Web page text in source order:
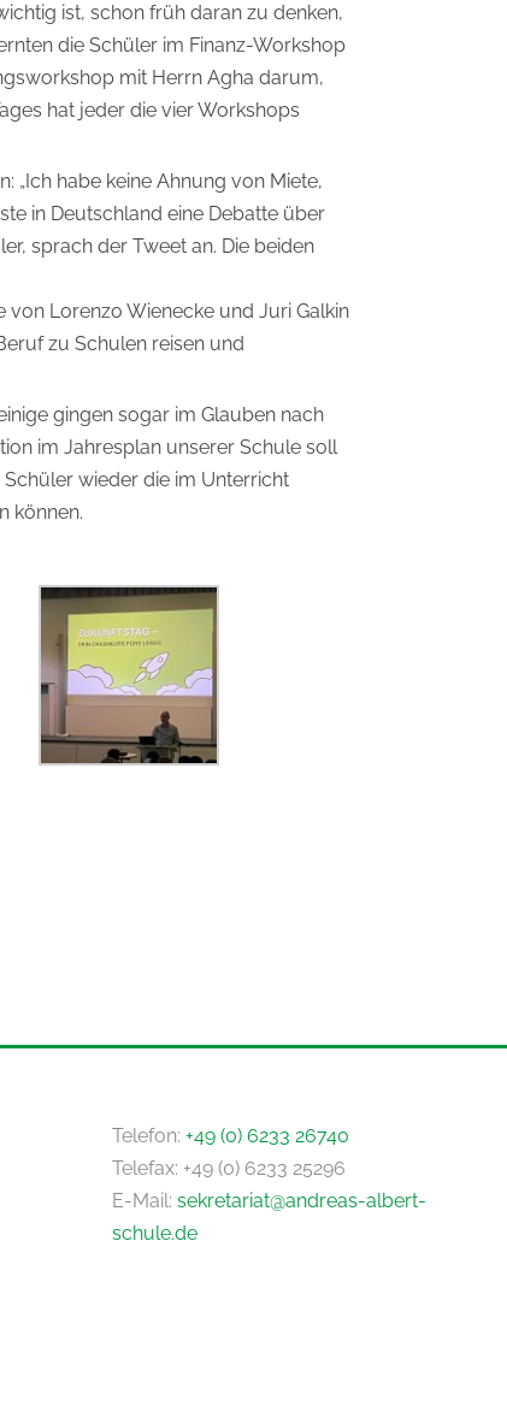
ist, schon früh daran zu denken,
die Schüler im Finanz-Workshop
mit Herrn Agha darum,
hat jeder die vier Workshops
„Ich habe keine Ahnung von Miete,
in Deutschland eine Debatte über
sprach der Tweet an. Die beiden
Lorenzo Wienecke und Juri Galkin
zu Schulen reisen und
gingen sogar im Glauben nach
im Jahresplan unserer Schule soll
wieder die im Unterricht
können.
Telefon: +49 (0) 6233 26740
Telefax: +49 (0) 6233 25296
E-Mail: sekretariat@andreas-albert-
schule.de